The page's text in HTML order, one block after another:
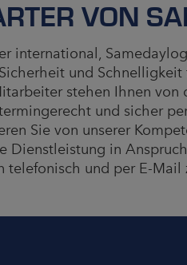
VON
international,
und
stehen Ihnen von
und sicher
Sie von unserer
Dienstleistung in
telefonisch und per E-Mail